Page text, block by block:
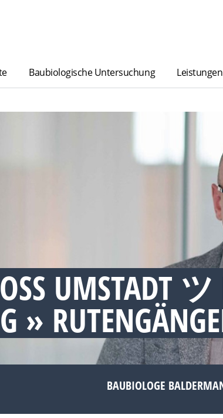
Baubiologische Untersuchung
UMSTADT ツ
BAUBIOLOGE